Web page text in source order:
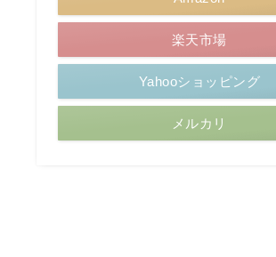
楽天市場
Yahooショッピング
メルカリ